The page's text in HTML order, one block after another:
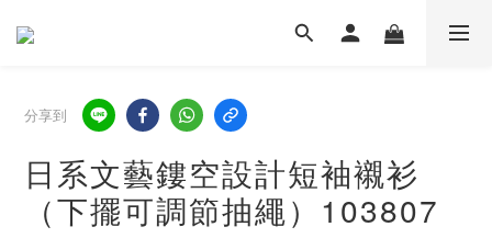
分享到
日系文藝鏤空設計短袖襯衫
（下擺可調節抽繩）103807